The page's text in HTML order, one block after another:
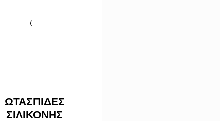
ΩΤΑΣΠΙΔΕΣ
ΣΙΛΙΚΟΝΗΣ